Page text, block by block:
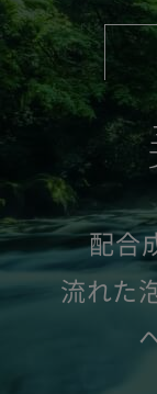
配合
流れた